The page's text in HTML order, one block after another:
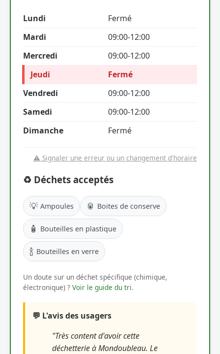
Lundi
Fermé
Mardi
09:00-12:00
Mercredi
09:00-12:00
Jeudi
Fermé
Vendredi
09:00-12:00
Samedi
09:00-12:00
Dimanche
Fermé
⚠️ Signaler une erreur ou un changement d'horaire
♻️ Déchets acceptés
💡 Ampoules 🥫 Boites de conserve
🧴 Bouteilles en plastique
🍾 Bouteilles en verre
Un doute sur un déchet spécifique (chimique,
électronique) ? Voir le guide du tri.
💬 L'avis des usagers
"Très content d'avoir cette
déchetterie à Mondoubleau. Le